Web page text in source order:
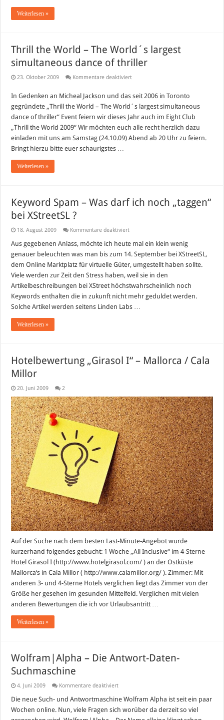
Weiterlesen »
Thrill the World – The World´s largest
simultaneous dance of thriller
23. Oktober 2009 Kommentare deaktiviertfür
World
–
The
World
largest
simultaneous
dance
In Gedenken an Micheal Jackson und das seit 2006 in Toronto
gegründete „Thrill the World – The World´s largest simultaneous
dance of thriller“ Event feiern wir dieses Jahr auch im Eight Club
„Thrill the World 2009“ Wir möchten euch alle recht herzlich dazu
einladen mit uns am Samstag (24.10.09) Abend ab 20 Uhr zu feiern.
Bringt hierzu bitte euer schaurigstes …
Weiterlesen »
Keyword Spam – Was darf ich noch „taggen“
bei XStreetSL ?
18. August 2009 Kommentare deaktiviertfür
Spam
Was
ich
noch
bei
XStreetSL
Aus gegebenen Anlass, möchte ich heute mal ein klein wenig
genauer beleuchten was man bis zum 14. September bei XStreetSL,
dem Online Marktplatz für virtuelle Güter, umgestellt haben sollte.
Viele werden zur Zeit den Stress haben, weil sie in den
Artikelbeschreibungen bei XStreet höchstwahrscheinlich noch
Keywords enthalten die in zukunft nicht mehr geduldet werden.
Solche Artikel werden seitens Linden Labs …
Weiterlesen »
Hotelbewertung „Girasol I“ – Mallorca / Cala
Millor
20. Juni 2009 2
Auf der Suche nach dem besten Last-Minute-Angebot wurde
kurzerhand folgendes gebucht: 1 Woche „All Inclusive“ im 4-Sterne
Hotel Girasol I (http://www.hotelgirasol.com/ ) an der Ostküste
Mallorca‘s in Cala Millor ( http://www.calamillor.org/ ). Zimmer: Mit
anderen 3- und 4-Sterne Hotels verglichen liegt das Zimmer von der
Größe her gesehen im gesunden Mittelfeld. Verglichen mit vielen
anderen Bewertungen die ich vor Urlaubsantritt …
Weiterlesen »
Wolfram|Alpha – Die Antwort-Daten-
Suchmaschine
4. Juni 2009 Kommentare deaktiviertfür
–
Antwort-
Daten-
Die neue Such- und Antwortmaschine Wolfram Alpha ist seit ein paar
Wochen online. Nun, viele Fragen sich worüber da derzeit so viel